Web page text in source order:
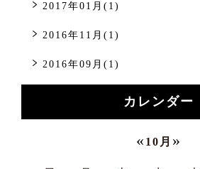
2017年01月(1)
2016年11月(1)
2016年09月(1)
カレンダー
« 10月 »